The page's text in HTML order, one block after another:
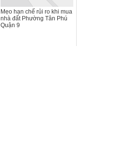
Mẹo hạn chế rủi ro khi mua
nhà đất Phường Tân Phú
Quận 9